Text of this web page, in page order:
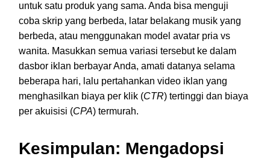
untuk satu produk yang sama. Anda bisa menguji
coba skrip yang berbeda, latar belakang musik yang
berbeda, atau menggunakan model avatar pria vs
wanita. Masukkan semua variasi tersebut ke dalam
dasbor iklan berbayar Anda, amati datanya selama
beberapa hari, lalu pertahankan video iklan yang
menghasilkan biaya per klik (CTR) tertinggi dan biaya
per akuisisi (CPA) termurah.
Kesimpulan: Mengadopsi